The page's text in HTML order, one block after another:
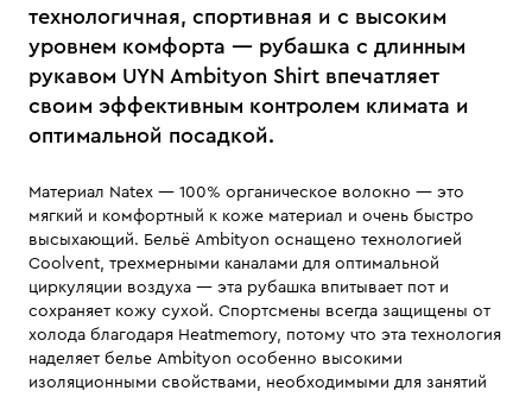
технологичная, спортивная и с высоким
уровнем комфорта — рубашка с длинным
рукавом UYN Ambityon Shirt впечатляет
своим эффективным контролем климата и
оптимальной посадкой.
Материал Natex — 100% органическое волокно — это
мягкий и комфортный к коже материал и очень быстро
высыхающий. Бельё Ambityon оснащено технологией
Coolvent, трехмерными каналами для оптимальной
циркуляции воздуха — эта рубашка впитывает пот и
сохраняет кожу сухой. Спортсмены всегда защищены от
холода благодаря Heatmemory, потому что эта технология
наделяет белье Ambityon особенно высокими
изоляционными свойствами, необходимыми для занятий